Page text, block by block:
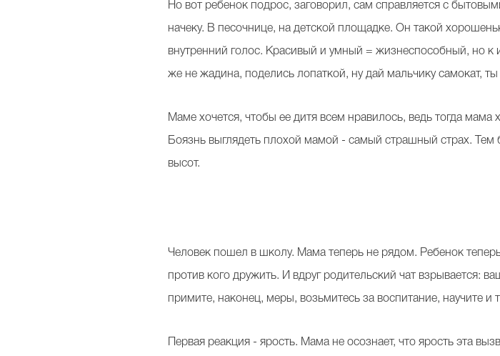
Но вот ребенок подрос, заговорил, сам справляется с
начеку. В песочнице, на детской площадке. Он такой
внутренний голос. Красивый и умный = жизнеспособный, но к
же не жадина, поделись лопаткой, ну дай мальчику самокат,
Маме хочется, чтобы ее дитя всем нравилось, ведь тогда
Боязнь выглядеть плохой мамой - самый страшный страх.
высот.
Человек пошел в школу. Мама теперь не рядом. Ребенок
против кого дружить. И вдруг родительский чат взрывается:
примите, наконец, меры, возьмитесь за воспитание, научите и
Первая реакция - ярость. Мама не осознает, что ярость эта